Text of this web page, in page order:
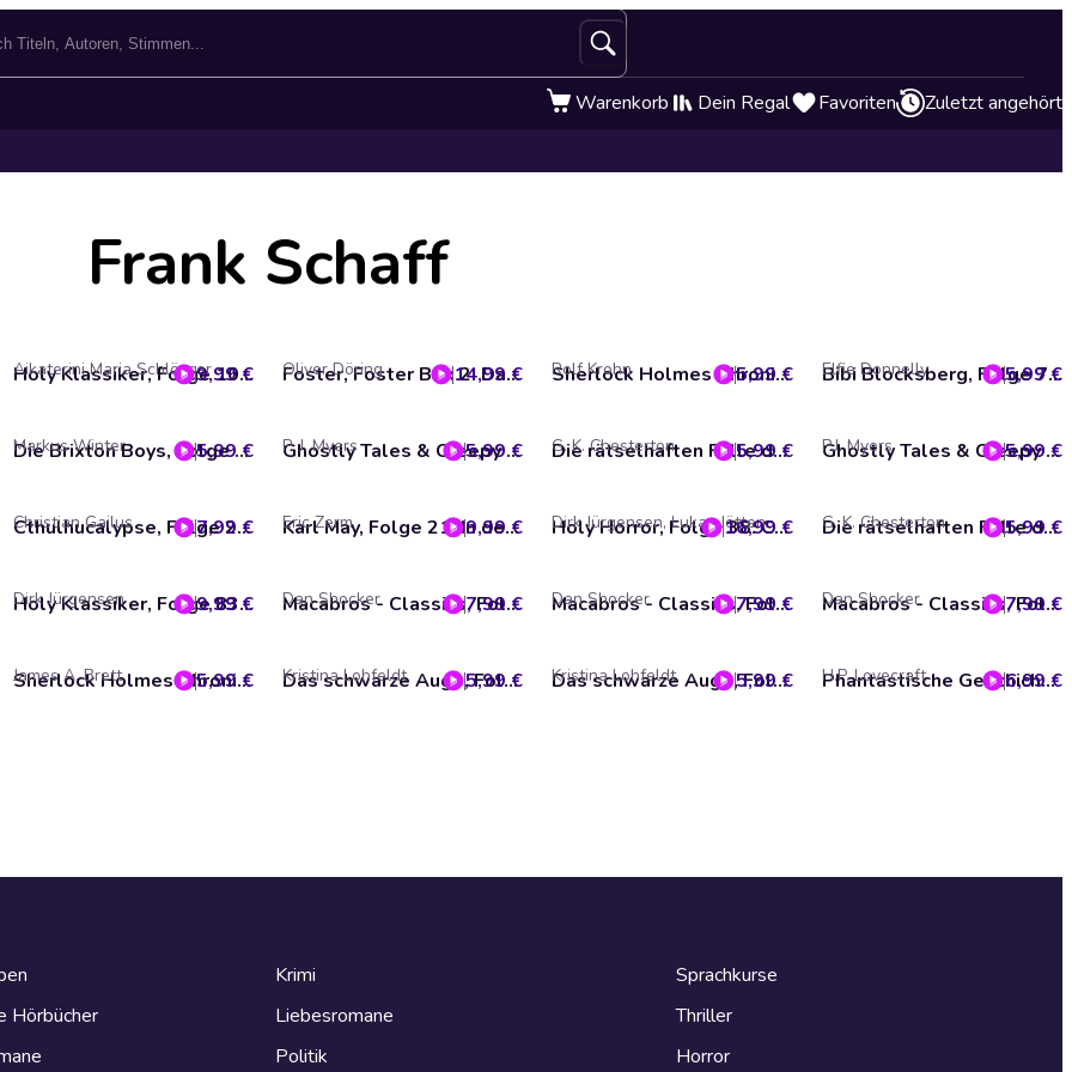
Warenkorb Dein Regal Favoriten Zuletzt angehört
Frank Schaff
Holy Klassiker, Folge 100: Die Reise nach Westen (ungekürzt)
Aikaterini Maria Schlösser9,99 € Foster, Foster Box 2: Das Böse erstarkt (Folgen 5-9)
Oliver Döring 14,99 € Sherlock Holmes Chronicles, Folge 63: Der blutrote Edelstein
Rolf Krohn 5,99 € Bibi Blocksberg, Folge 7: Bibi heilt den Bürgermeister
Elfie Donnelly 5,99 €
Die Brixton Boys, Folge 4: Die schwarze Limousine
Markus Winter 5,99 € Ghostly Tales & Creepy Stories, Folge 8: Der Galgen (ungekürzt)
P. J. Myers 5,99 € Die rätselhaften Fälle des Pater Brown, Folge 17: Die falsche Form (ungekürzt)
G. K. Chesterton 5,99 € Ghostly Tales & Creepy Stories, Folge 7: Der Leuchtturm
P.J. Myers 5,99 €
Cthulhucalypse, Folge 2: Die Bestie
Christian Gailus 7,99 € Karl May, Folge 21: In den Schluchten des Balkan
Eric Zerm 9,99 € Holy Horror, Folge 38: Cthulhus Ruf 14 - Der Schatten aus der Zeit
Dirk Jürgensen, Lukas Jötten
16,99 € Die rätselhaften Fälle des Pater Brown, Folge 15: Die Sünden des Prinzen Saradin
G. K. Chesterton 5,99 €
Holy Klassiker, Folge 83: Die verlorene Welt
Dirk Jürgensen 9,99 € Macabros - Classics, Folge 7: Totenacker der Dämonen
Dan Shocker 7,99 € Macabros - Classics, Folge 6: Der Horror-Trip
Dan Shocker 7,99 € Macabros - Classics, Folge 5: Die Schreckensgöttin
Dan Shocker 7,99 €
Sherlock Holmes Chronicles, Folge 66: Holmes gegen Holmes
James A. Brett 5,99 € Das schwarze Auge, Folge 15: Auf Schusters Rappen
Kristina Lohfeldt 5,99 € Das schwarze Auge, Folge 14: Ruhe vor dem Sturm
Kristina Lohfeldt 5,99 € Phantastische Geschichten, From Beyond
H.P. Lovecraft 6,99 €
Hörbücher
Krimi
Liebesromane
Politik
Sprachkurse
Thriller
Horror